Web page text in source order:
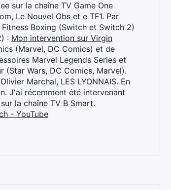
sur la chaîne TV Game One
Le Nouvel Obs et e TF1. Par
Boxing (Switch et Switch 2)
: Mon intervention sur Virgin
(Marvel, DC Comics) et de
Marvel Legends Series et
(Star Wars, DC Comics, Marvel).
Marchal, LES LYONNAIS. En
J'ai récemment été intervenant
la chaîne TV B Smart.
- YouTube